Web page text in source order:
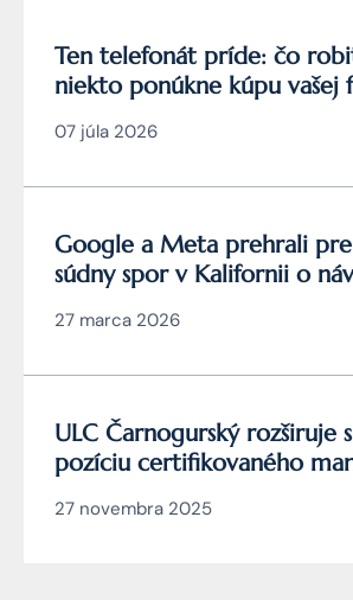
Ten telefonát príde: čo
niekto ponúkne kúpu vašej
07 júla 2026
Google a Meta prehrali
súdny spor v Kalifornii o
27 marca 2026
ULC Čarnogurský rozširuje
pozíciu certifikovaného
27 novembra 2025